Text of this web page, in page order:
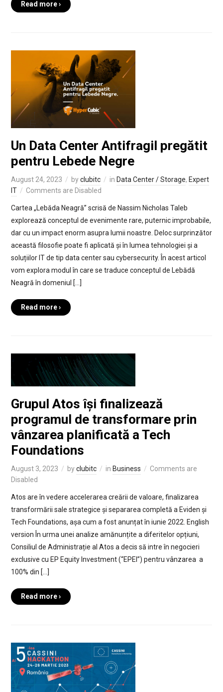
Read more ›
Un Data Center Antifragil pregătit
pentru Lebede Negre
August 24, 2023 byclubitc in Data Center / Storage, Expert
IT
Comments are Disabled
Cartea „Lebăda Neagră” scrisă de Nassim Nicholas Taleb
explorează conceptul de evenimente rare, puternic improbabile,
dar cu un impact enorm asupra lumii noastre. Deloc surprinzător
această filosofie poate fi aplicată și în lumea tehnologiei și a
soluțiilor IT de tip data center sau cybersecurity. În acest articol
vom explora modul în care se traduce conceptul de Lebădă
Neagră în domeniul […]
Read more ›
Grupul Atos își finalizează
programul de transformare prin
vânzarea planificată a Tech
Foundations
August 3, 2023 byclubitc in Business
Comments are
Disabled
Atos are în vedere accelerarea creării de valoare, finalizarea
transformării sale strategice și separarea completă a Eviden și
Tech Foundations, așa cum a fost anunțat în iunie 2022. English
version În urma unei analize amănunțite a diferitelor opțiuni,
Consiliul de Administrație al Atos a decis să intre în negocieri
exclusive cu EP Equity Investment (“EPEI”) pentru vânzarea a
100% din […]
Read more ›